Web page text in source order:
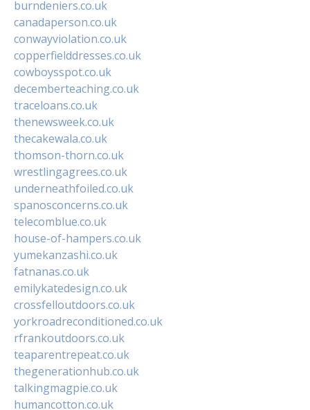
burndeniers.co.uk
canadaperson.co.uk
conwayviolation.co.uk
copperfielddresses.co.uk
cowboysspot.co.uk
decemberteaching.co.uk
traceloans.co.uk
thenewsweek.co.uk
thecakewala.co.uk
thomson-thorn.co.uk
wrestlingagrees.co.uk
underneathfoiled.co.uk
spanosconcerns.co.uk
telecomblue.co.uk
house-of-hampers.co.uk
yumekanzashi.co.uk
fatnanas.co.uk
emilykatedesign.co.uk
crossfelloutdoors.co.uk
yorkroadreconditioned.co.uk
rfrankoutdoors.co.uk
teaparentrepeat.co.uk
thegenerationhub.co.uk
talkingmagpie.co.uk
humancotton.co.uk